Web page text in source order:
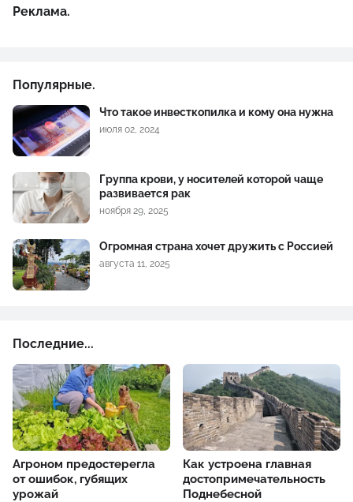
Реклама.
Популярные.
Что такое инвесткопилка и кому она нужна
июля 02, 2024
Группа крови, у носителей которой чаще
развивается рак
ноября 29, 2025
Огромная страна хочет дружить с Россией
августа 11, 2025
Последние...
Агроном предостерегла
от ошибок, губящих
урожай
Как устроена главная
достопримечательность
Поднебесной